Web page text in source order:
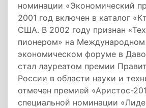
номинации «Экономический
2001 год включен в каталог
США. В 2002 году признан
пионером» на Международном
экономическом форуме в
стал лауреатом премии
России в области науки и
отмечен премией «Аристос-
специальной номинации